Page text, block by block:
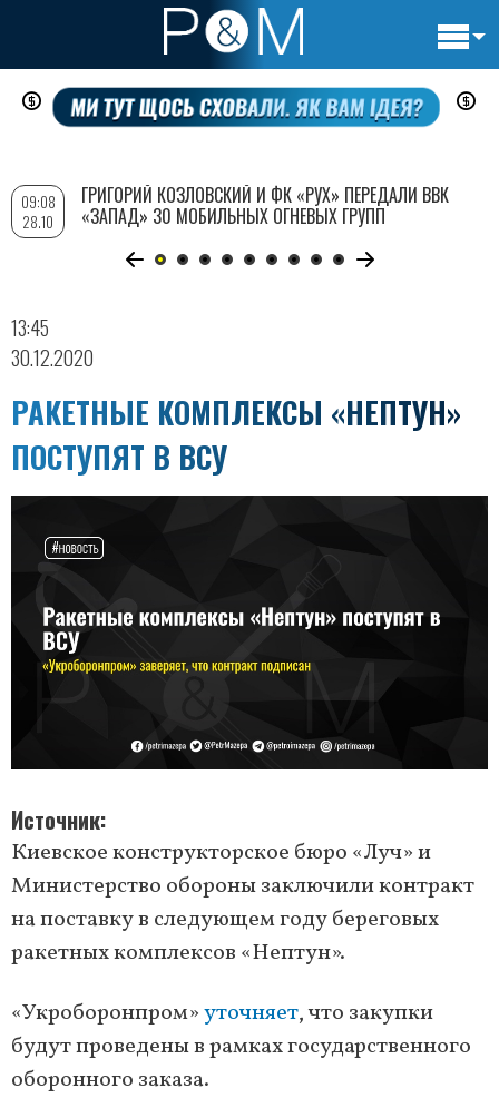
Перейти
содержанию
13:45
30.12.2020
РАКЕТНЫЕ КОМПЛЕКСЫ «НЕПТУН»
ПОСТУПЯТ В ВСУ
Источник
Киевское конструкторское бюро «Луч» и
Министерство обороны заключили контракт
на поставку в следующем году береговых
ракетных комплексов «Нептун».
«Укроборонпром»уточняет, что закупки
будут проведены в рамках государственного
оборонного заказа.
09:08
28.10
ГРИГОРИЙ КОЗЛОВСКИЙ И ФК «РУХ» ПЕРЕДАЛИ ВВК
«ЗАПАД» 30 МОБИЛЬНЫХ ОГНЕВЫХ ГРУПП